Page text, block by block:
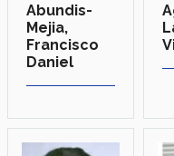
Abundis-
Mejia,
Francisco
Daniel